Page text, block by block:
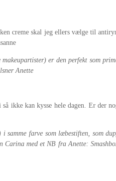
creme skal jeg ellers vælge til
er den perfekt som
Anette
kan kysse hele dagen. Er der
farve som læbestiften, som
Carina med et NB fra Anette: